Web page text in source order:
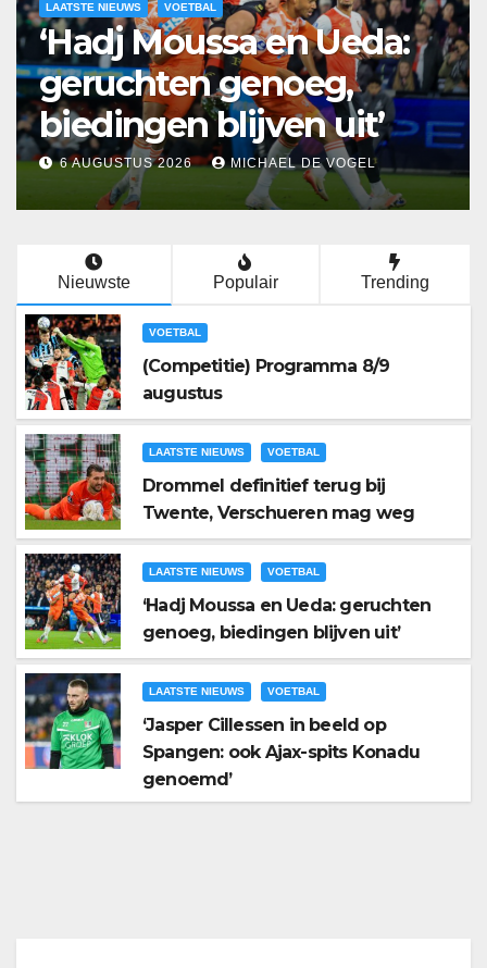
LAATSTE NIEUWS VOETBAL
‘Hadj Moussa en Ueda:
geruchten genoeg,
biedingen blijven uit’
6 AUGUSTUS 2026 MICHAEL DE VOGEL
Nieuwste Populair Trending
VOETBAL
(Competitie) Programma 8/9
augustus
LAATSTE NIEUWS VOETBAL
Drommel definitief terug bij
Twente, Verschueren mag weg
LAATSTE NIEUWS VOETBAL
‘Hadj Moussa en Ueda: geruchten
genoeg, biedingen blijven uit’
LAATSTE NIEUWS VOETBAL
‘Jasper Cillessen in beeld op
Spangen: ook Ajax-spits Konadu
genoemd’